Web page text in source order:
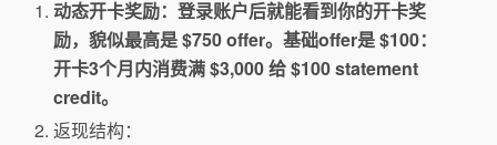
动态开卡奖励：登录账户后就能看到你的开卡奖
励，貌似最高是 $750 offer。基础offer是 $100：
开卡3个月内消费满 $3,000 给 $100 statement
credit。
返现结构：